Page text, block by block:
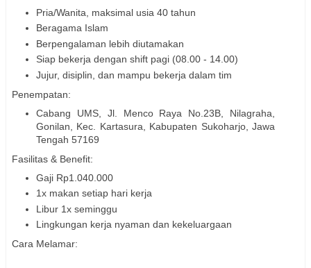
Pria/Wanita, maksimal usia 40 tahun
Beragama Islam
Berpengalaman lebih diutamakan
Siap bekerja dengan shift pagi (08.00 - 14.00)
Jujur, disiplin, dan mampu bekerja dalam tim
Penempatan:
Cabang UMS, Jl. Menco Raya No.23B, Nilagraha,
Gonilan, Kec. Kartasura, Kabupaten Sukoharjo, Jawa
Tengah 57169
Fasilitas & Benefit:
Gaji Rp1.040.000
1x makan setiap hari kerja
Libur 1x seminggu
Lingkungan kerja nyaman dan kekeluargaan
Cara Melamar: